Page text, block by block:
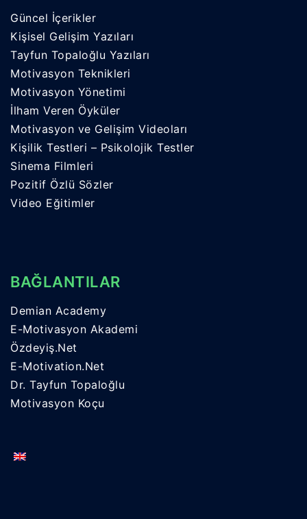
Güncel İçerikler
Kişisel Gelişim Yazıları
Tayfun Topaloğlu Yazıları
Motivasyon Teknikleri
Motivasyon Yönetimi
İlham Veren Öyküler
Motivasyon ve Gelişim Videoları
Kişilik Testleri – Psikolojik Testler
Sinema Filmleri
Pozitif Özlü Sözler
Video Eğitimler
BAĞLANTILAR
Demian Academy
E-Motivasyon Akademi
Özdeyiş.Net
E-Motivation.Net
Dr. Tayfun Topaloğlu
Motivasyon Koçu